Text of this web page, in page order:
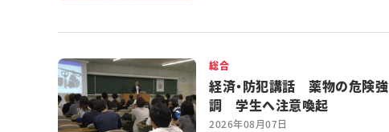
総合
経済・防犯講話 薬物の危険強
調 学生へ注意喚起
2026年08月07日